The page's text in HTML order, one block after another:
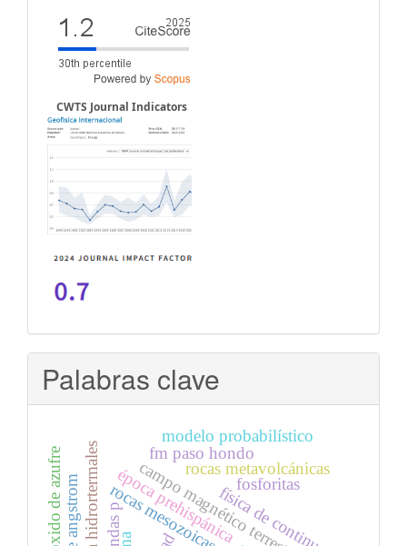
CWTS Journal Indicators
Palabras clave
campo magnético terrestre
rocas metavolcánicas
rocas mesozoicasfísica de continuos
ondas p
fm paso hondo
modelo probabilístico
época prehispánica
bióxido de azufre fosforitas